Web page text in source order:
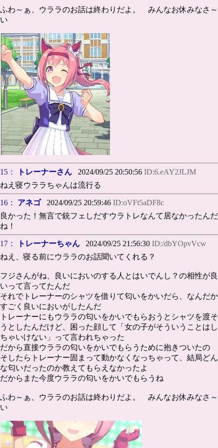
ふわ～ぁ、ウララのお話は終わりだよ。 みんなお休みなさ～
い
15： トレーナーさん 2024/09/25 20:50:56 ID:6.eAY2JLJM
ねえ寝ウララちゃんは流行る
16： アネゴ2024/09/25 20:59:46 ID:oVFt5aDF8c
良かった！無言で銃フェしだすウラトレなんて居なかったんだ
ね！
17： トレーナーちゃん 2024/09/25 21:56:30 ID:/dbYOpvVcw
ねえ、寝る前にウララのお話聞いてくれる？
フジさんがね、良いにおいのする人とはいでんし？の相性が良
いって言ってたんだ
それでトレーナーのシャツを借りて匂いをかいだら、なんだか
すごく良いにおいがしたんだ
トレーナーにもウララの匂いをかいでもらおうとシャツを渡そ
うとしたんだけど、困った顔して「女の子がそういうことはし
ちゃいけない」って言われちゃった
だから直接ウララの匂いをかいでもらうために抱きついたの
そしたらトレーナー固まって動かなくなっちゃって、結局どん
な匂いだったのか教えてもらえなかったよ
だからまた今度ウララの匂いをかいでもらうね
ふわ～ぁ、ウララのお話は終わりだよ。 みんなお休みなさ～
い